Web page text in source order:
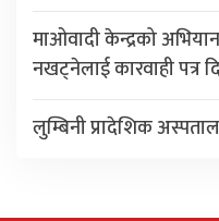
माओवादी केन्द्रको
नखट्नेलाई कारवाही पत्र
लुम्बिनी प्रादेशिक